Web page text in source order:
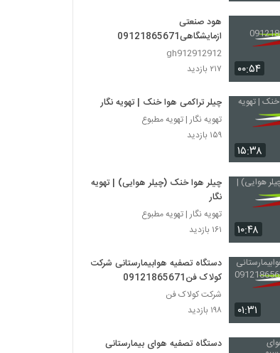
۰۰:۵۴
هود صنعتی
ازمایشگاهی09121865671
gh912912912
۲۱۷ بازدید
۱۵:۳۸
چیلر تراکمی هوا خنک | تهویه نگار
تهویه نگار | تهویه مطبوع
۱۵۹ بازدید
۱۰:۴۸
چیلر هوا خنک (چیلر هوایی) | تهویه
نگار
تهویه نگار | تهویه مطبوع
۱۶۱ بازدید
۰۱:۳۱
دستگاه تصفیه هوابیمارستانی شرکت
کولاک فن09121865671
شرکت کولاک فن
۱۹۸ بازدید
دستگاه تصفیه هوای بیمارستانی